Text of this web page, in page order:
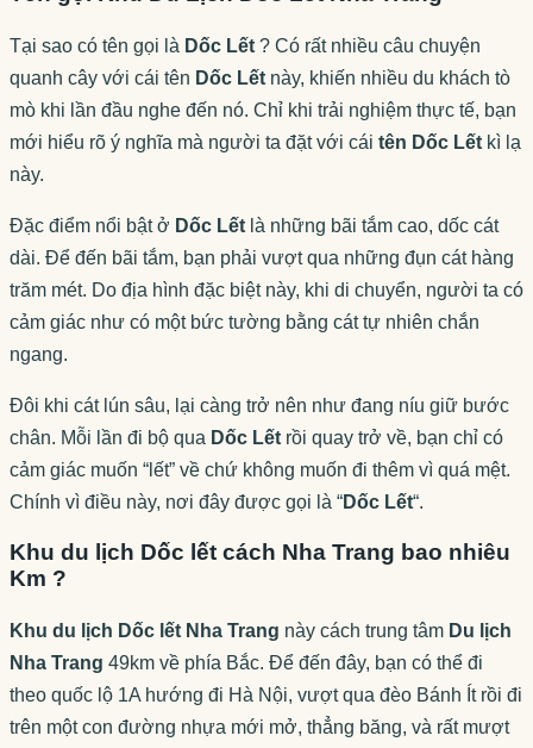
Tại sao có tên gọi là Dốc Lết ? Có rất nhiều câu chuyện
quanh cây với cái tên Dốc Lết này, khiến nhiều du khách tò
mò khi lần đầu nghe đến nó. Chỉ khi trải nghiệm thực tế, bạn
mới hiểu rõ ý nghĩa mà người ta đặt với cái tên Dốc Lết kì lạ
này.
Đặc điểm nổi bật ở Dốc Lết là những bãi tắm cao, dốc cát
dài. Để đến bãi tắm, bạn phải vượt qua những đụn cát hàng
trăm mét. Do địa hình đặc biệt này, khi di chuyển, người ta có
cảm giác như có một bức tường bằng cát tự nhiên chắn
ngang.
Đôi khi cát lún sâu, lại càng trở nên như đang níu giữ bước
chân. Mỗi lần đi bộ qua Dốc Lết rồi quay trở về, bạn chỉ có
cảm giác muốn “lết” về chứ không muốn đi thêm vì quá mệt.
Chính vì điều này, nơi đây được gọi là “Dốc Lết“.
Khu du lịch Dốc lết cách Nha Trang bao nhiêu
Km ?
Khu du lịch Dốc lết Nha Trang này cách trung tâm Du lịch
Nha Trang 49km về phía Bắc. Để đến đây, bạn có thể đi
theo quốc lộ 1A hướng đi Hà Nội, vượt qua đèo Bánh Ít rồi đi
trên một con đường nhựa mới mở, thẳng băng, và rất mượt